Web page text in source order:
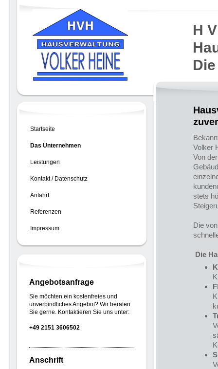
H
Volker
Von
stets
Die
Die
Startseite
Das Unternehmen
Leistungen
Kontakt / Datenschutz
Anfahrt
Referenzen
Impressum
Angebotsanfrage
Sie möchten ein kostenfreies und
unverbindliches Angebot? Wir beraten
Sie gerne. Kontaktieren Sie uns unter:
+49 2151 3606502
Anschrift